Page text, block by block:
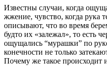
Известны случаи, когда
жжение, чувство, когда рука
описывают, что во время
будто их «залежал», то есть
ощущались “мурашки” по
конечности не только
Почему же такое происходит